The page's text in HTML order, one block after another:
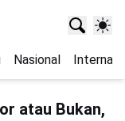
Nasional
atau Bukan,